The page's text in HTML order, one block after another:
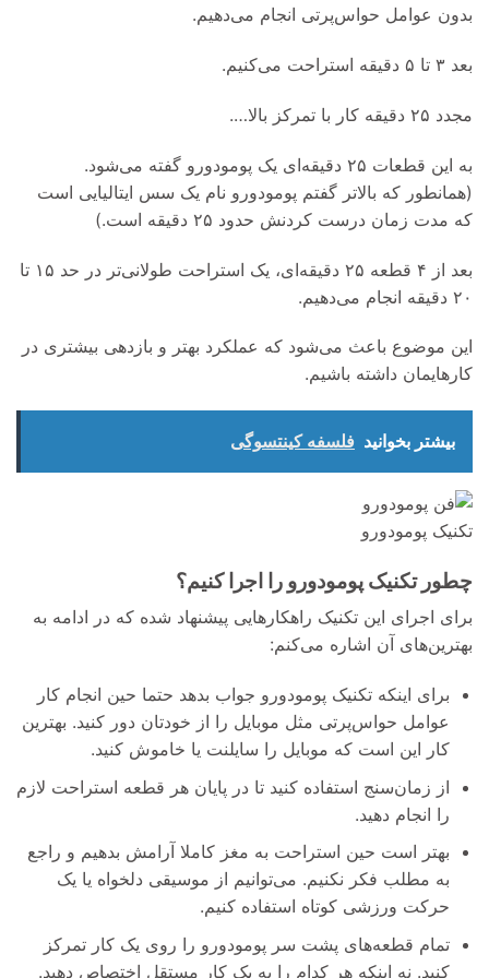
بدون عوامل حواس‌پرتی انجام می‌دهیم.
بعد ۳ تا ۵ دقیقه استراحت می‌کنیم.
مجدد ۲۵ دقیقه کار با تمرکز بالا….
به این قطعات ۲۵ دقیقه‌ای یک پومودورو گفته می‌شود.
(همانطور که بالاتر گفتم پومودورو نام یک سس ایتالیایی است
که مدت زمان درست کردنش حدود ۲۵ دقیقه است.)
بعد از ۴ قطعه ۲۵ دقیقه‌ای، یک استراحت طولانی‌تر در حد ۱۵ تا
۲۰ دقیقه انجام می‌دهیم.
این موضوع باعث می‌شود که عملکرد بهتر و بازدهی بیشتری در
کارهایمان داشته باشیم.
بیشتر بخوانید فلسفه کینتسوگی
تکنیک پومودورو
چطور تکنیک پومودورو را اجرا کنیم؟
برای اجرای این تکنیک راهکارهایی پیشنهاد شده که در ادامه به
بهترین‌های آن اشاره می‌کنم:
برای اینکه تکنیک پومودورو جواب بدهد حتما حین انجام کار
عوامل حواس‌پرتی مثل موبایل را از خودتان دور کنید. بهترین
کار این است که موبایل را سایلنت یا خاموش کنید.
از زمان‌سنج استفاده کنید تا در پایان هر قطعه استراحت لازم
را انجام دهید.
بهتر است حین استراحت به مغز کاملا آرامش بدهیم و راجع
به مطلب فکر نکنیم. می‌توانیم از موسیقی دلخواه یا یک
حرکت ورزشی کوتاه استفاده کنیم.
تمام قطعه‌های پشت سر پومودورو را روی یک کار تمرکز
کنید. نه اینکه هر کدام را به یک کار مستقل اختصاص دهید.